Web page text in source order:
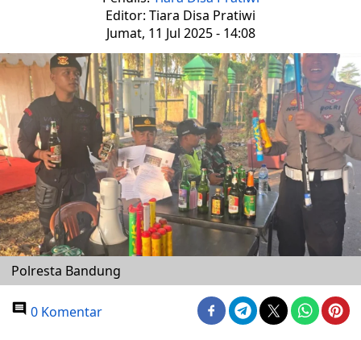
Editor: Tiara Disa Pratiwi
Jumat, 11 Jul 2025 - 14:08
Polresta Bandung
0 Komentar